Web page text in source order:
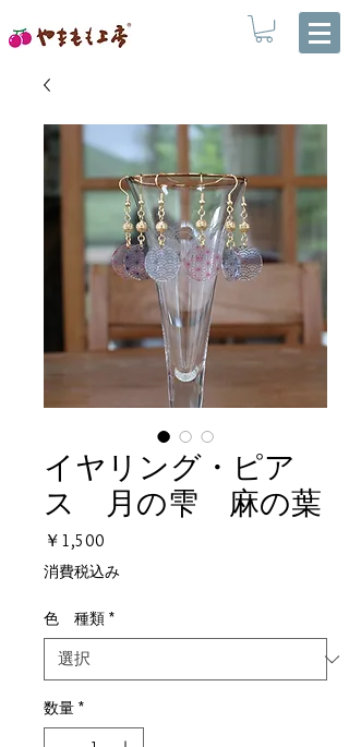
イヤリング・ピア
ス 月の雫 麻の葉
￥1,500
格
消費税込み
色 種類 *
数量 *